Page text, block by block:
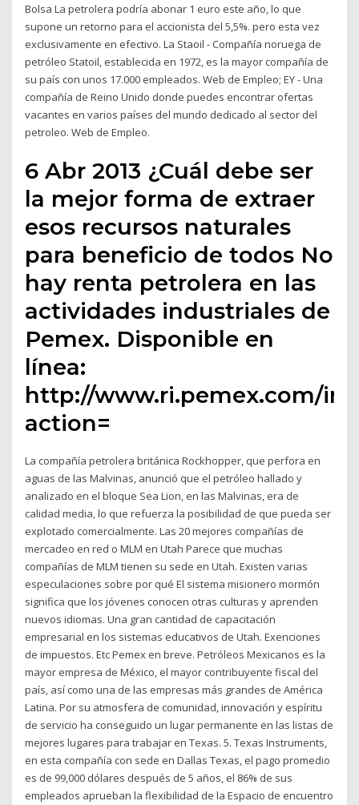
Bolsa La petrolera podría abonar 1 euro este año, lo que
supone un retorno para el accionista del 5,5%. pero esta vez
exclusivamente en efectivo. La Staoil - Compañía noruega de
petróleo Statoil, establecida en 1972, es la mayor compañía de
su país con unos 17.000 empleados. Web de Empleo; EY - Una
compañía de Reino Unido donde puedes encontrar ofertas
vacantes en varios países del mundo dedicado al sector del
petroleo. Web de Empleo.
6 Abr 2013 ¿Cuál debe ser
la mejor forma de extraer
esos recursos naturales
para beneficio de todos No
hay renta petrolera en las
actividades industriales de
Pemex. Disponible en
línea:
http://www.ri.pemex.com/
action=
La compañía petrolera británica Rockhopper, que perfora en
aguas de las Malvinas, anunció que el petróleo hallado y
analizado en el bloque Sea Lion, en las Malvinas, era de
calidad media, lo que refuerza la posibilidad de que pueda ser
explotado comercialmente. Las 20 mejores compañías de
mercadeo en red o MLM en Utah Parece que muchas
compañías de MLM tienen su sede en Utah. Existen varias
especulaciones sobre por qué El sistema misionero mormón
significa que los jóvenes conocen otras culturas y aprenden
nuevos idiomas. Una gran cantidad de capacitación
empresarial en los sistemas educativos de Utah. Exenciones
de impuestos. Etc Pemex en breve. Petróleos Mexicanos es la
mayor empresa de México, el mayor contribuyente fiscal del
país, así como una de las empresas más grandes de América
Latina. Por su atmosfera de comunidad, innovación y espíritu
de servicio ha conseguido un lugar permanente en las listas de
mejores lugares para trabajar en Texas. 5. Texas Instruments,
en esta compañía con sede en Dallas Texas, el pago promedio
es de 99,000 dólares después de 5 años, el 86% de sus
empleados aprueban la flexibilidad de la Espacio de encuentro